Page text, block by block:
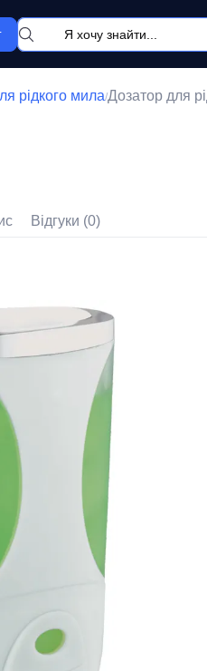
рідкого мила/Дозатор для
Відгуки (0)